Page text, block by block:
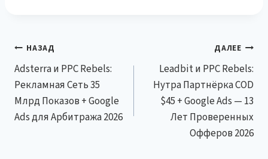
Навигация
по
записям
НАЗАД
Adsterra и PPC Rebels:
Рекламная Сеть 35
Млрд Показов + Google
Ads для Арбитража 2026
ДАЛЕЕ
Leadbit и PPC Rebels:
Нутра Партнёрка COD
$45 + Google Ads — 13
Лет Проверенных
Офферов 2026